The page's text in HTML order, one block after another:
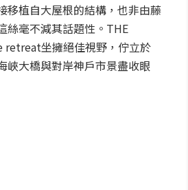
移植自大屋根的結構，也非由藤
絲毫不減其話題性。THE
retreat坐擁絕佳視野，佇立於
峽大橋與對岸神戶市景盡收眼